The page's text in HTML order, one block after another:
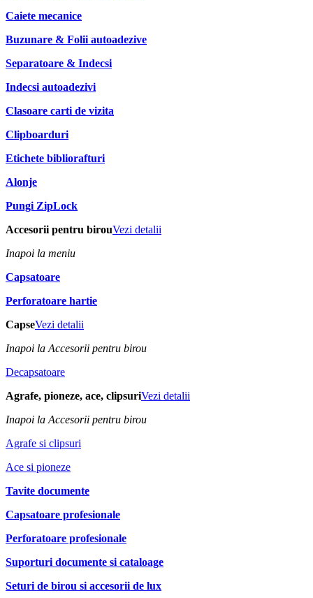
Caiete mecanice
Buzunare & Folii autoadezive
Separatoare & Indecsi
Indecsi autoadezivi
Clasoare carti de vizita
Clipboarduri
Etichete bibliorafturi
Alonje
Pungi ZipLock
Accesorii pentru birouVezi detalii
Inapoi la meniu
Capsatoare
Perforatoare hartie
CapseVezi detalii
Inapoi la Accesorii pentru birou
Decapsatoare
Agrafe, pioneze, ace, clipsuriVezi detalii
Inapoi la Accesorii pentru birou
Agrafe si clipsuri
Ace si pioneze
Tavite documente
Capsatoare profesionale
Perforatoare profesionale
Suporturi documente si cataloage
Seturi de birou si accesorii de lux